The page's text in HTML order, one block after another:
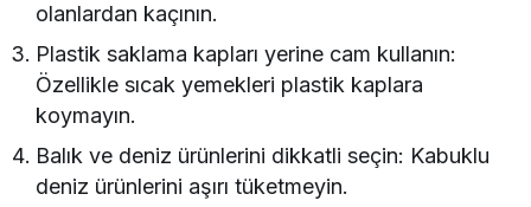
olanlardan kaçının.
Plastik saklama kapları yerine cam kullanın:
Özellikle sıcak yemekleri plastik kaplara
koymayın.
Balık ve deniz ürünlerini dikkatli seçin: Kabuklu
deniz ürünlerini aşırı tüketmeyin.